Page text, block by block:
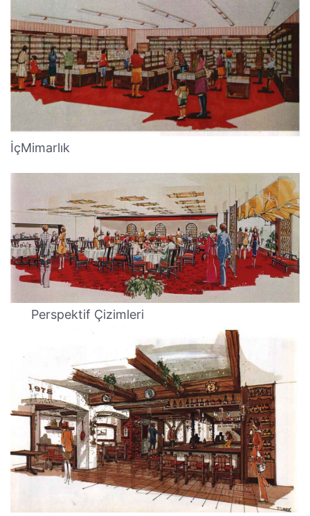
İçMimarlık
Perspektif Çizimleri